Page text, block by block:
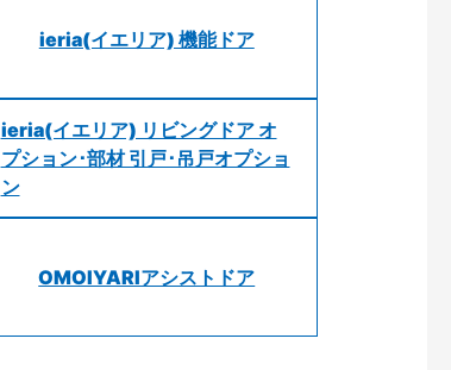
ieria(イエリア) 機能ドア
ieria(イエリア) リビングドア オ
プション･部材 引戸･吊戸オプショ
ン
OMOIYARIアシストドア